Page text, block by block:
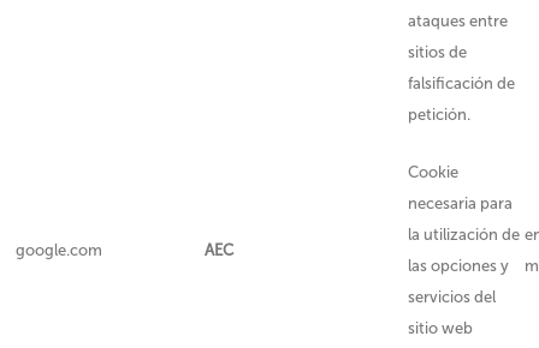
ataques entre
sitios de
falsificación de
petición.
google.com AEC
Cookie
necesaria para
la utilización de
las opciones y
servicios del
sitio web